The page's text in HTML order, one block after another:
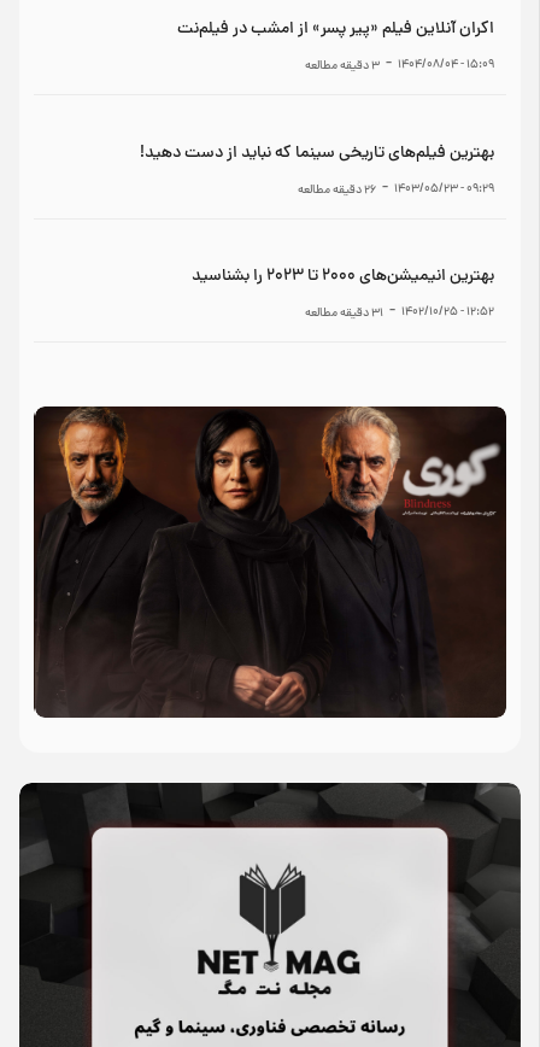
اکران آنلاین فیلم «پیر پسر» از امشب در فیلم‌نت
۱۵:۰۹ - ۱۴۰۴/۰۸/۰۴ -
3دقیقه مطالعه
بهترین فیلم‌های تاریخی سینما که نباید از دست دهید!
۰۹:۲۹ - ۱۴۰۳/۰۵/۲۳ -
26دقیقه مطالعه
بهترین انیمیشن‌های ۲۰۰۰ تا ۲۰۲۳ را بشناسید
۱۲:۵۲ - ۱۴۰۲/۱۰/۲۵ -
31دقیقه مطالعه